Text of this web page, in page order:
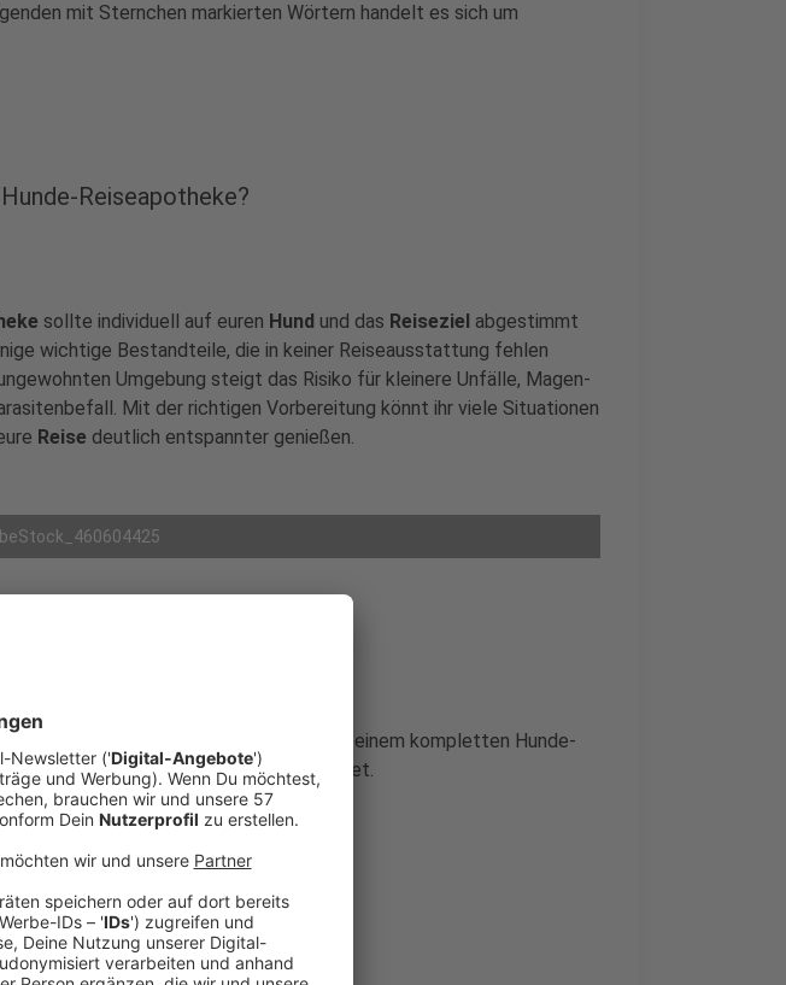
mit Sternchen markierten Wörtern handelt es sich um
Reiseapotheke?
sollte individuell auf euren Hund und das Reiseziel abgestimmt
wichtige Bestandteile, die in keiner Reiseausstattung fehlen
Umgebung steigt das Risiko für kleinere Unfälle, Magen-
Mit der richtigen Vorbereitung könnt ihr viele Situationen
Reise deutlich entspannter genießen.
zusammensuchen möchte, spart mit einem kompletten Hunde-
klicken*) Zeit und ist sofort ausgestattet.
die Erste Hilfe beim Hund